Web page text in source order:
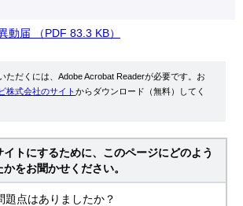
動届 （PDF 83.3 KB）
ただくには、Adobe Acrobat Readerが必要です。お
株式会社のサイトからダウンロード（無料）してく
イトにするために、このページにどのよう
をお聞かせください。
題点はありましたか？